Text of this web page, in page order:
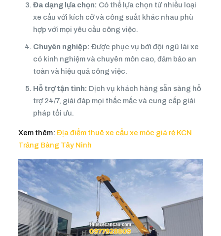
Đa dạng lựa chọn: Có thể lựa chọn từ nhiều loại
xe cẩu với kích cỡ và công suất khác nhau phù
hợp với mọi yêu cầu công việc.
Chuyên nghiệp: Được phục vụ bởi đội ngũ lái xe
có kinh nghiệm và chuyên môn cao, đảm bảo an
toàn và hiệu quả công việc.
Hỗ trợ tận tình: Dịch vụ khách hàng sẵn sàng hỗ
trợ 24/7, giải đáp mọi thắc mắc và cung cấp giải
pháp tối ưu.
Xem thêm: Địa điểm thuê xe cẩu xe móc giá rẻ KCN
Trảng Bàng Tây Ninh